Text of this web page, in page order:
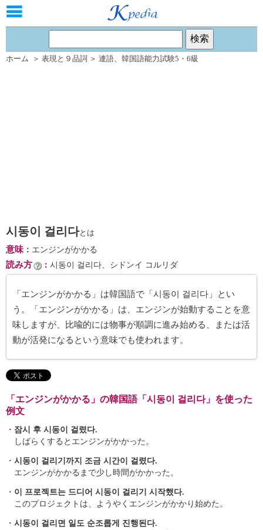
ホーム ＞ 表現と９品詞 ＞ 連語、 韓国語能力試験5・6級
시동이 걸리다とは
意味： エンジンがかかる
読み方 ： 시동이 걸리다、シドンイ コルリダ
「エンジンがかかる」は韓国語で「시동이 걸리다」とい
う。「エンジンがかかる」は、エンジンが始動することを意
味しますが、比喩的には物事が順調に進み始める、または活
動が活発になるという意味でも使われます。
「エンジンがかかる」の韓国語「시동이 걸리다」を使った
例文
・ 잠시 후 시동이 걸렸다.
しばらくするとエンジンがかかった。
・ 시동이 걸리기까지 조금 시간이 걸렸다.
エンジンがかかるまで少し時間がかかった。
・ 이 프로젝트는 드디어 시동이 걸리기 시작했다.
このプロジェクトは、ようやくエンジンがかかり始めた。
・ 시동이 걸리면 일도 순조롭게 진행된다.